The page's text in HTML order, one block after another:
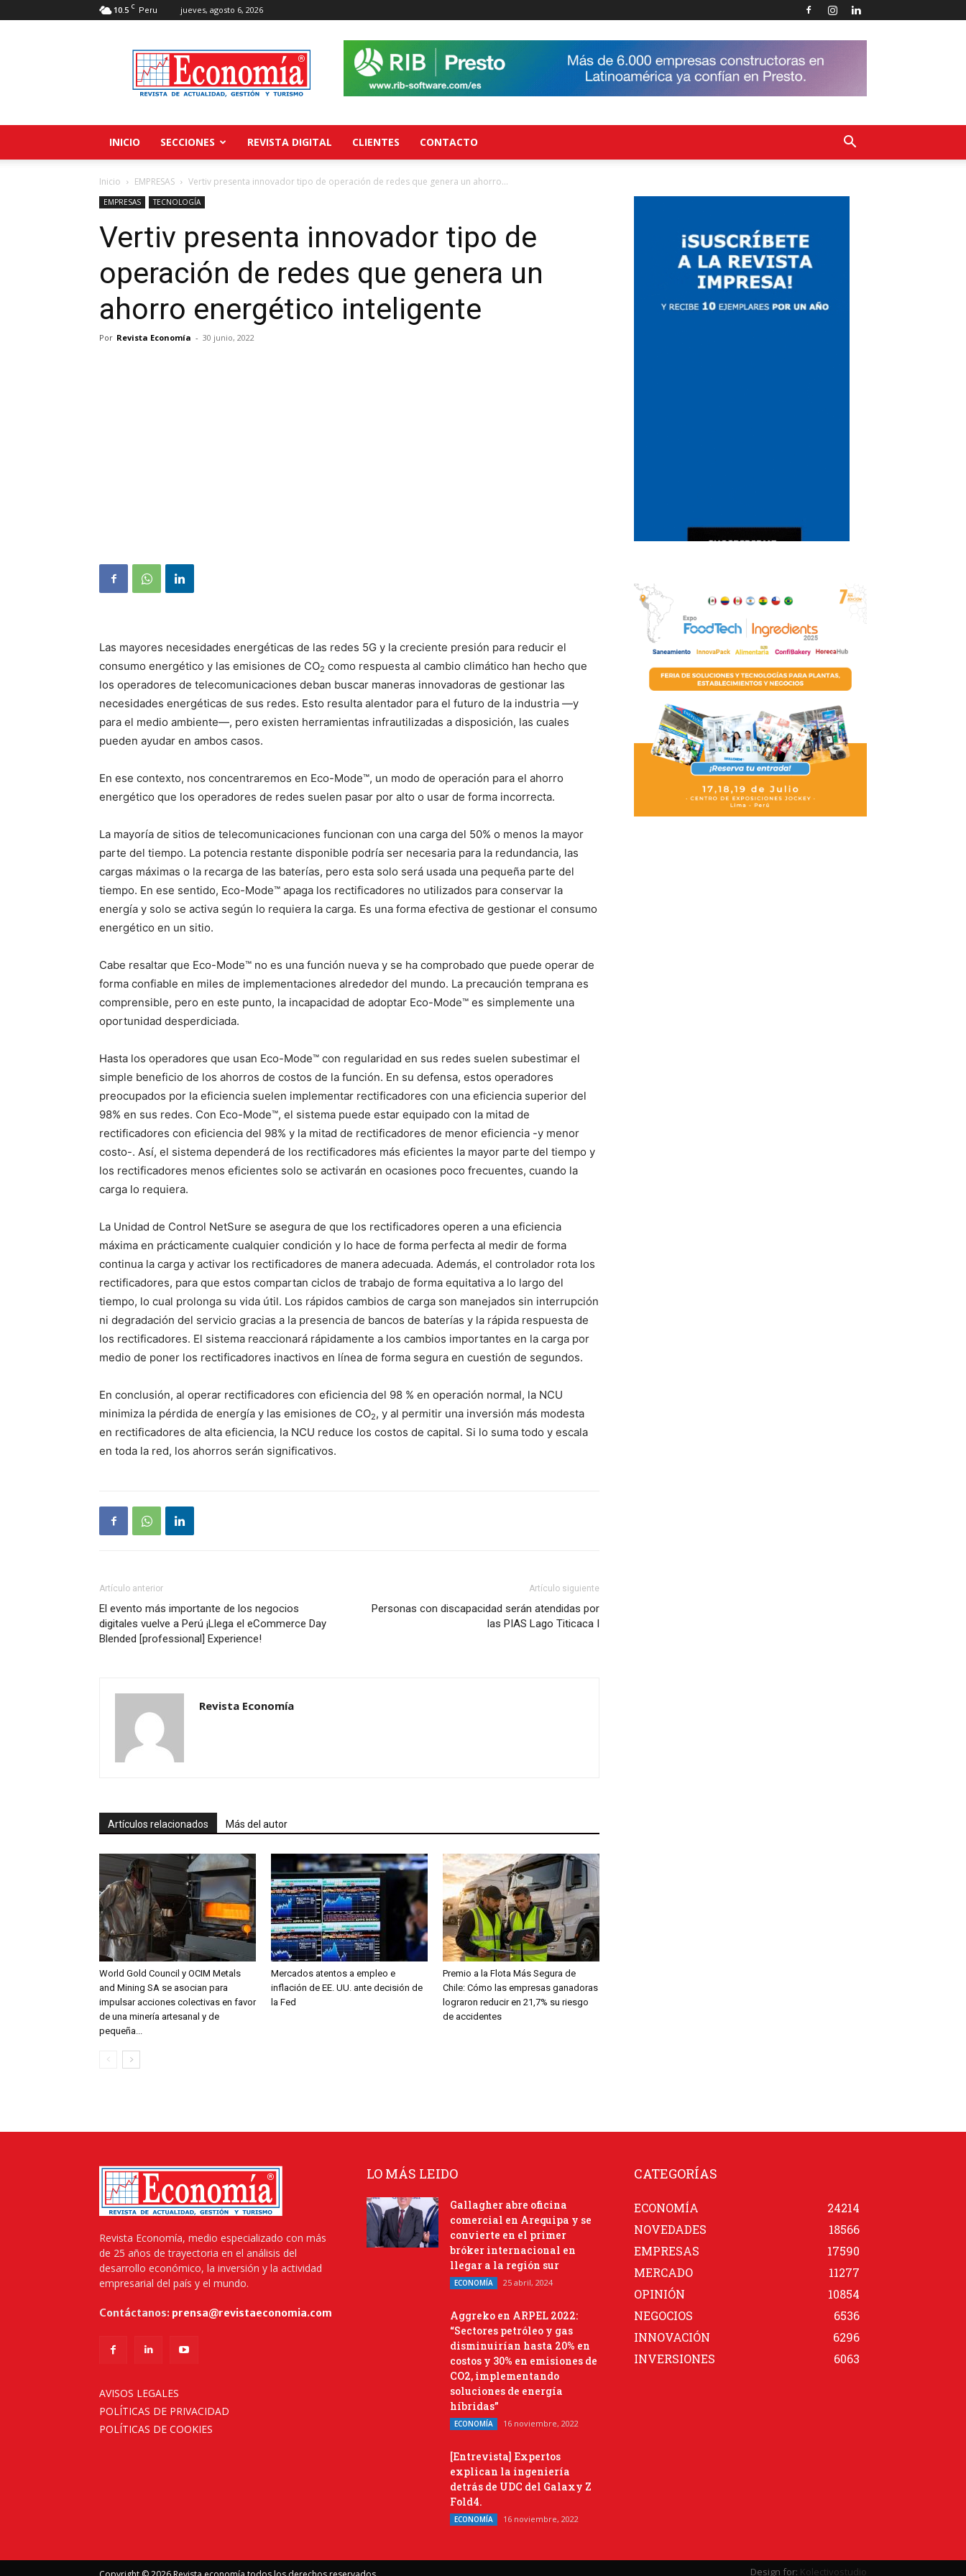
10.5 C Peru jueves, agosto 6, 2026
Revista
Economía
INICIO SECCIONES REVISTA DIGITAL CLIENTES CONTACTO
Inicio EMPRESAS Vertiv presenta innovador tipo de operación de redes que genera un ahorro...
EMPRESAS TECNOLOGÍA
Vertiv presenta innovador tipo de
operación de redes que genera un
ahorro energético inteligente
Por Revista Economía - 30 junio, 2022
Las mayores necesidades energéticas de las redes 5G y la creciente presión para reducir el
consumo energético y las emisiones de CO2 como respuesta al cambio climático han hecho que
los operadores de telecomunicaciones deban buscar maneras innovadoras de gestionar las
necesidades energéticas de sus redes. Esto resulta alentador para el futuro de la industria —y
para el medio ambiente—, pero existen herramientas infrautilizadas a disposición, las cuales
pueden ayudar en ambos casos.
En ese contexto, nos concentraremos en Eco-Mode™, un modo de operación para el ahorro
energético que los operadores de redes suelen pasar por alto o usar de forma incorrecta.
La mayoría de sitios de telecomunicaciones funcionan con una carga del 50% o menos la mayor
parte del tiempo. La potencia restante disponible podría ser necesaria para la redundancia, las
cargas máximas o la recarga de las baterías, pero esta solo será usada una pequeña parte del
tiempo. En ese sentido, Eco-Mode™ apaga los rectificadores no utilizados para conservar la
energía y solo se activa según lo requiera la carga. Es una forma efectiva de gestionar el consumo
energético en un sitio.
Cabe resaltar que Eco-Mode™ no es una función nueva y se ha comprobado que puede operar de
forma confiable en miles de implementaciones alrededor del mundo. La precaución temprana es
comprensible, pero en este punto, la incapacidad de adoptar Eco-Mode™ es simplemente una
oportunidad desperdiciada.
Hasta los operadores que usan Eco-Mode™ con regularidad en sus redes suelen subestimar el
simple beneficio de los ahorros de costos de la función. En su defensa, estos operadores
preocupados por la eficiencia suelen implementar rectificadores con una eficiencia superior del
98% en sus redes. Con Eco-Mode™, el sistema puede estar equipado con la mitad de
rectificadores con eficiencia del 98% y la mitad de rectificadores de menor eficiencia -y menor
costo-. Así, el sistema dependerá de los rectificadores más eficientes la mayor parte del tiempo y
los rectificadores menos eficientes solo se activarán en ocasiones poco frecuentes, cuando la
carga lo requiera.
La Unidad de Control NetSure se asegura de que los rectificadores operen a una eficiencia
máxima en prácticamente cualquier condición y lo hace de forma perfecta al medir de forma
continua la carga y activar los rectificadores de manera adecuada. Además, el controlador rota los
rectificadores, para que estos compartan ciclos de trabajo de forma equitativa a lo largo del
tiempo, lo cual prolonga su vida útil. Los rápidos cambios de carga son manejados sin interrupción
ni degradación del servicio gracias a la presencia de bancos de baterías y la rápida respuesta de
los rectificadores. El sistema reaccionará rápidamente a los cambios importantes en la carga por
medio de poner los rectificadores inactivos en línea de forma segura en cuestión de segundos.
En conclusión, al operar rectificadores con eficiencia del 98 % en operación normal, la NCU
minimiza la pérdida de energía y las emisiones de CO2, y al permitir una inversión más modesta
en rectificadores de alta eficiencia, la NCU reduce los costos de capital. Si lo suma todo y escala
en toda la red, los ahorros serán significativos.
Artículo anterior
El evento más importante de los negocios
digitales vuelve a Perú ¡Llega el eCommerce Day
Blended [professional] Experience!
Artículo siguiente
Personas con discapacidad serán atendidas por
las PIAS Lago Titicaca I
Revista Economía
Artículos relacionados Más del autor
World Gold Council y OCIM Metals
and Mining SA se asocian para
impulsar acciones colectivas en favor
de una minería artesanal y de
pequeña...
Mercados atentos a empleo e
inflación de EE. UU. ante decisión de
la Fed
Premio a la Flota Más Segura de
Chile: Cómo las empresas ganadoras
lograron reducir en 21,7% su riesgo
de accidentes
Revista Economía, medio especializado con más
de 25 años de trayectoria en el análisis del
desarrollo económico, la inversión y la actividad
empresarial del país y el mundo.
Contáctanos: prensa@revistaeconomia.com
AVISOS LEGALES
POLÍTICAS DE PRIVACIDAD
POLÍTICAS DE COOKIES
LO MÁS LEIDO
Gallagher abre oficina
comercial en Arequipa y se
convierte en el primer
bróker internacional en
llegar a la región sur
ECONOMÍA 25 abril, 2024
Aggreko en ARPEL 2022:
“Sectores petróleo y gas
disminuirían hasta 20% en
costos y 30% en emisiones de
CO2, implementando
soluciones de energía
híbridas”
ECONOMÍA 16 noviembre, 2022
[Entrevista] Expertos
explican la ingeniería
detrás de UDC del Galaxy Z
Fold4.
ECONOMÍA 16 noviembre, 2022
CATEGORÍAS
ECONOMÍA
24214
NOVEDADES
18566
EMPRESAS
17590
MERCADO
11277
OPINIÓN
10854
NEGOCIOS
6536
INNOVACIÓN
6296
INVERSIONES
6063
Design for: Kolectivostudio